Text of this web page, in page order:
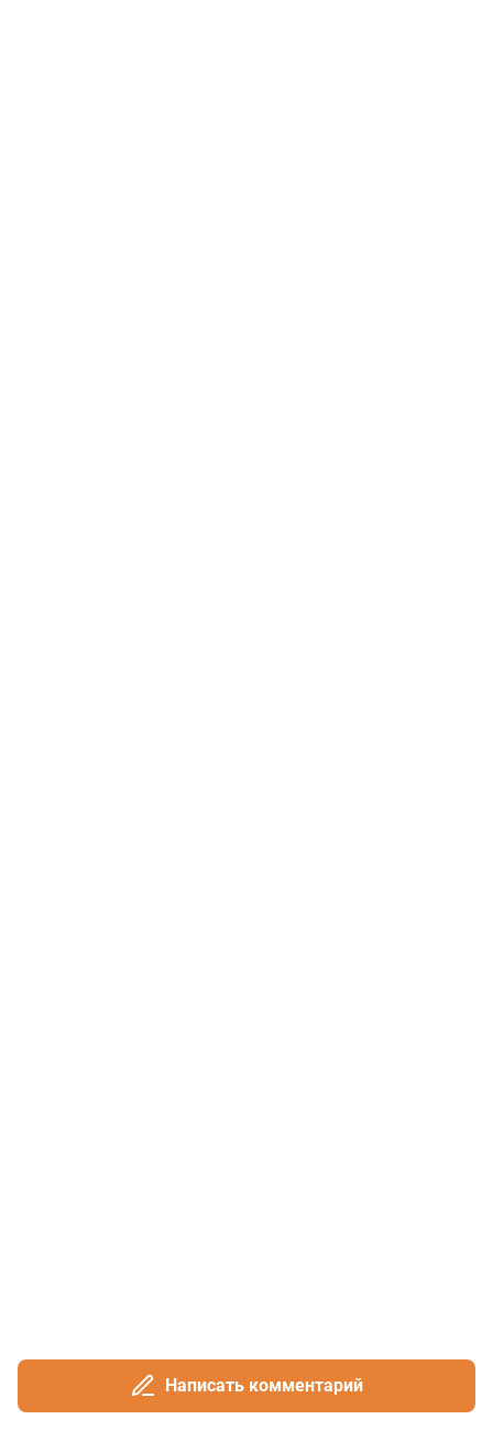
Написать комментарий